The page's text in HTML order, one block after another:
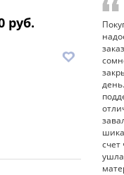
руб.
В
счет